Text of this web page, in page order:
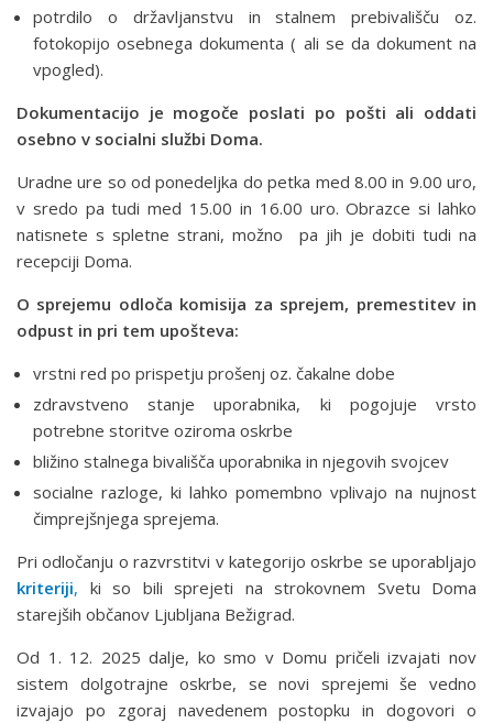
potrdilo o državljanstvu in stalnem prebivališču oz.
fotokopijo osebnega dokumenta ( ali se da dokument na
vpogled).
Dokumentacijo je mogoče poslati po pošti ali oddati
osebno v socialni službi Doma.
Uradne ure so od ponedeljka do petka med 8.00 in 9.00 uro,
v sredo pa tudi med 15.00 in 16.00 uro. Obrazce si lahko
natisnete s spletne strani, možno pa jih je dobiti tudi na
recepciji Doma.
O sprejemu odloča komisija za sprejem, premestitev in
odpust in pri tem upošteva:
vrstni red po prispetju prošenj oz. čakalne dobe
zdravstveno stanje uporabnika, ki pogojuje vrsto
potrebne storitve oziroma oskrbe
bližino stalnega bivališča uporabnika in njegovih svojcev
socialne razloge, ki lahko pomembno vplivajo na nujnost
čimprejšnjega sprejema.
Pri odločanju o razvrstitvi v kategorijo oskrbe se uporabljajo
kriteriji, ki so bili sprejeti na strokovnem Svetu Doma
starejših občanov Ljubljana Bežigrad.
Od 1. 12. 2025 dalje, ko smo v Domu pričeli izvajati nov
sistem dolgotrajne oskrbe, se novi sprejemi še vedno
izvajajo po zgoraj navedenem postopku in dogovori o